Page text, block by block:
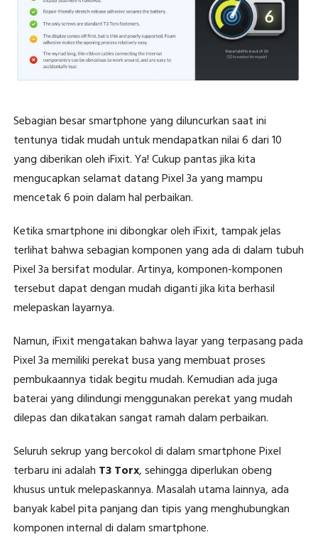
Sebagian besar smartphone yang diluncurkan saat ini
tentunya tidak mudah untuk mendapatkan nilai 6 dari 10
yang diberikan oleh iFixit. Ya! Cukup pantas jika kita
mengucapkan selamat datang Pixel 3a yang mampu
mencetak 6 poin dalam hal perbaikan.
Ketika smartphone ini dibongkar oleh iFixit, tampak jelas
terlihat bahwa sebagian komponen yang ada di dalam tubuh
Pixel 3a bersifat modular. Artinya, komponen-komponen
tersebut dapat dengan mudah diganti jika kita berhasil
melepaskan layarnya.
Namun, iFixit mengatakan bahwa layar yang terpasang pada
Pixel 3a memiliki perekat busa yang membuat proses
pembukaannya tidak begitu mudah. Kemudian ada juga
baterai yang dilindungi menggunakan perekat yang mudah
dilepas dan dikatakan sangat ramah dalam perbaikan.
Seluruh sekrup yang bercokol di dalam smartphone Pixel
terbaru ini adalah T3 Torx, sehingga diperlukan obeng
khusus untuk melepaskannya. Masalah utama lainnya, ada
banyak kabel pita panjang dan tipis yang menghubungkan
komponen internal di dalam smartphone.